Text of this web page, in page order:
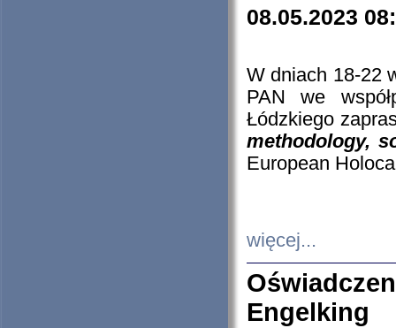
08.05.2023
W dniach 18-22
PAN we
Łódzkiego
methodology,
European
więcej...
Engelking